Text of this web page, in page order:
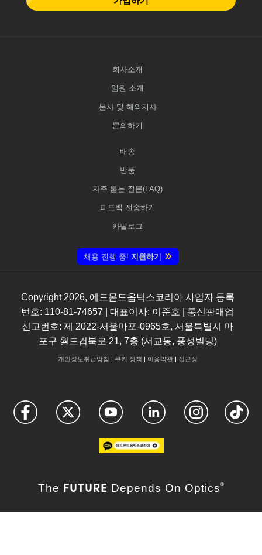
회사소개
임원 소개
본사 및 해외지사
문의하기
배송
반품
자주 묻는 질문(FAQ)
피드백 전송하기
카탈로그
채용 진행 중! 지원하기
Copyright 2026, 에드몬드옵틱스코리아 사업자 등록
번호: 110-81-74657 | 대표이사: 이준호 | 통신판매업
신고번호: 제 2022-서울마포-0965호, 서울특별시 마
포구 월드컵북로 21, 7층 (서교동, 풍성빌딩)
개인정보취급방침 | 쿠키 정책 | 이용약관| 접근성
The FUTURE Depends On Optics ®